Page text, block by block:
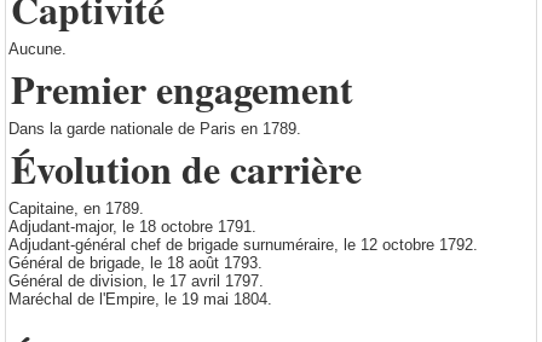
Aucune.
Premier engagement
Dans la garde nationale de Paris en 1789.
Évolution de carrière
Capitaine, en 1789.
Adjudant-major, le 18 octobre 1791.
Adjudant-général chef de brigade surnuméraire, le 12 octobre 1792.
Général de brigade, le 18 août 1793.
Général de division, le 17 avril 1797.
Maréchal de l'Empire, le 19 mai 1804.